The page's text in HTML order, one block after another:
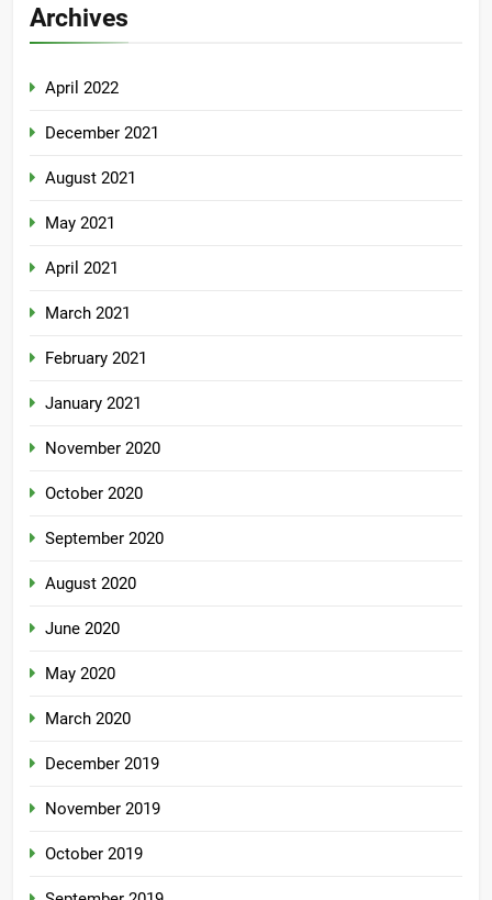
Archives
April 2022
December 2021
August 2021
May 2021
April 2021
March 2021
February 2021
January 2021
November 2020
October 2020
September 2020
August 2020
June 2020
May 2020
March 2020
December 2019
November 2019
October 2019